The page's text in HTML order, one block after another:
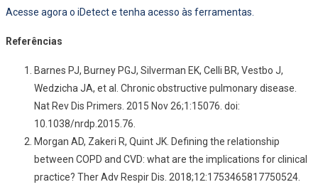
Acesse agora o iDetect e tenha acesso às ferramentas.
Referências
Barnes PJ, Burney PGJ, Silverman EK, Celli BR, Vestbo J,
Wedzicha JA, et al. Chronic obstructive pulmonary disease.
Nat Rev Dis Primers. 2015 Nov 26;1:15076. doi:
10.1038/nrdp.2015.76.
Morgan AD, Zakeri R, Quint JK. Defining the relationship
between COPD and CVD: what are the implications for clinical
practice? Ther Adv Respir Dis. 2018;12:1753465817750524.